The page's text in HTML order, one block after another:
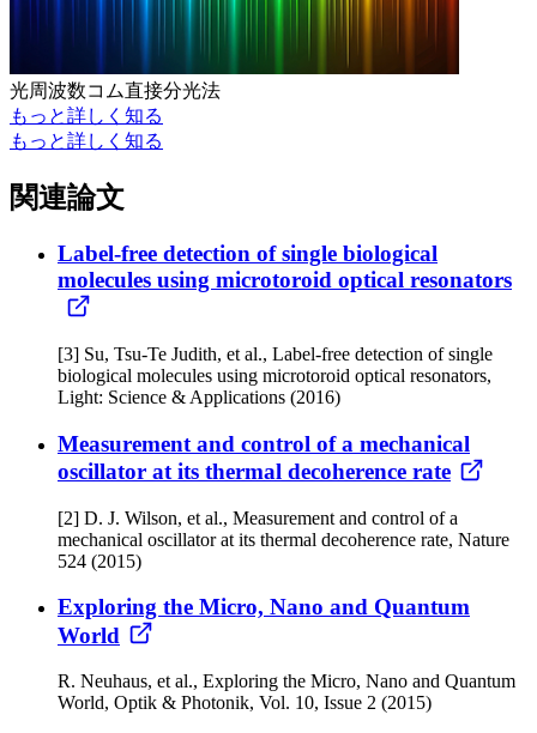
光周波数コム直接分光法
もっと詳しく知る
もっと詳しく知る
関連論文
Label-free detection of single biological
molecules using microtoroid optical resonators
[3] Su, Tsu-Te Judith, et al., Label-free detection of single
biological molecules using microtoroid optical resonators,
Light: Science & Applications (2016)
Measurement and control of a mechanical
oscillator at its thermal decoherence rate
[2] D. J. Wilson, et al., Measurement and control of a
mechanical oscillator at its thermal decoherence rate, Nature
524 (2015)
Exploring the Micro, Nano and Quantum
World
R. Neuhaus, et al., Exploring the Micro, Nano and Quantum
World, Optik & Photonik, Vol. 10, Issue 2 (2015)